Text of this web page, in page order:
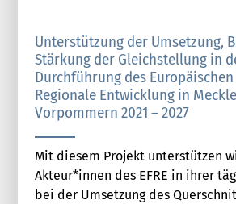
Unterstützung der Umsetzung,
Stärkung der Gleichstellung in
Durchführung des
Regionale Entwicklung in
Vorpommern 2021 – 2027
Mit diesem Projekt unterstützen
Akteur*innen des EFRE in ihrer
bei der Umsetzung des